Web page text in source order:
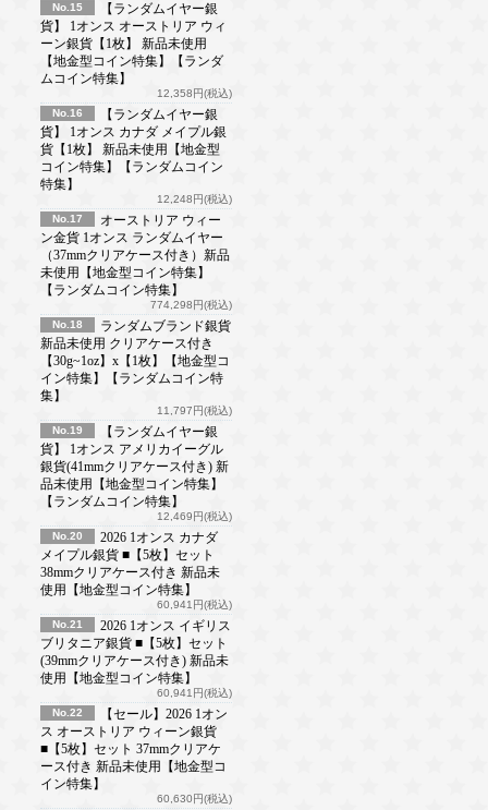
No.15
【ランダムイヤー銀
貨】 1オンス オーストリア ウィ
ーン銀貨【1枚】 新品未使用
【地金型コイン特集】【ランダ
ムコイン特集】
12,358円(税込)
No.16
【ランダムイヤー銀
貨】 1オンス カナダ メイプル銀
貨【1枚】 新品未使用【地金型
コイン特集】【ランダムコイン
特集】
12,248円(税込)
No.17
オーストリア ウィー
ン金貨 1オンス ランダムイヤー
（37mmクリアケース付き）新品
未使用【地金型コイン特集】
【ランダムコイン特集】
774,298円(税込)
No.18
ランダムブランド銀貨
新品未使用 クリアケース付き
【30g~1oz】x【1枚】【地金型コ
イン特集】【ランダムコイン特
集】
11,797円(税込)
No.19
【ランダムイヤー銀
貨】 1オンス アメリカイーグル
銀貨(41mmクリアケース付き) 新
品未使用【地金型コイン特集】
【ランダムコイン特集】
12,469円(税込)
No.20
2026 1オンス カナダ
メイプル銀貨 ■【5枚】セット
38mmクリアケース付き 新品未
使用【地金型コイン特集】
60,941円(税込)
No.21
2026 1オンス イギリス
ブリタニア銀貨 ■【5枚】セット
(39mmクリアケース付き) 新品未
使用【地金型コイン特集】
60,941円(税込)
No.22
【セール】2026 1オン
ス オーストリア ウィーン銀貨
■【5枚】セット 37mmクリアケ
ース付き 新品未使用【地金型コ
イン特集】
60,630円(税込)